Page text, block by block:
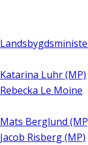
Katarina Luhr (MP)
Rebecka Le Moine
Mats Berglund
Jacob Risberg (MP)